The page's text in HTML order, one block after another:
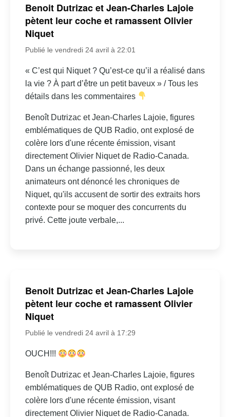
Benoit Dutrizac et Jean-Charles Lajoie
pètent leur coche et ramassent Olivier
Niquet
Publié le vendredi 24 avril à 22:01
« C’est qui Niquet ? Qu’est-ce qu’il a réalisé dans
la vie ? À part d’être un petit baveux » / Tous les
détails dans les commentaires
Benoît Dutrizac et Jean-Charles Lajoie, figures
emblématiques de QUB Radio, ont explosé de
colère lors d'une récente émission, visant
directement Olivier Niquet de Radio-Canada.
Dans un échange passionné, les deux
animateurs ont dénoncé les chroniques de
Niquet, qu'ils accusent de sortir des extraits hors
contexte pour se moquer des concurrents du
privé. Cette joute verbale,...
Benoit Dutrizac et Jean-Charles Lajoie
pètent leur coche et ramassent Olivier
Niquet
Publié le vendredi 24 avril à 17:29
OUCH!!!
Benoît Dutrizac et Jean-Charles Lajoie, figures
emblématiques de QUB Radio, ont explosé de
colère lors d'une récente émission, visant
directement Olivier Niquet de Radio-Canada.